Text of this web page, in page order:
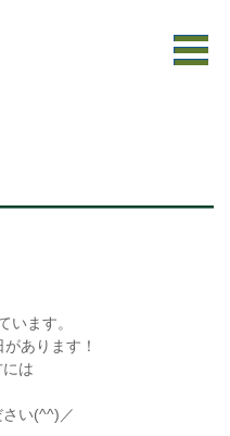
います。
あります！
は
い(^^) ／